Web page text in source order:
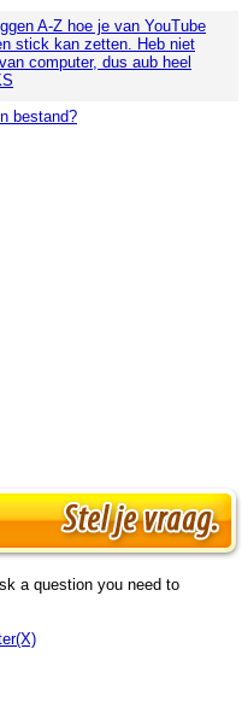
A-Z hoe je van YouTube
stick kan zetten. Heb niet
computer, dus aub heel
bestand?
a question you need to